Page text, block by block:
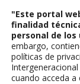
"Este portal
finalidad
personal de
embargo,
políticas de
cuando acceda a